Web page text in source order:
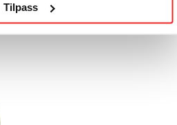
Tilpass